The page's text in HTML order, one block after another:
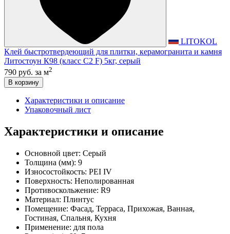
LITOKOL
Клей быстротвердеющий для плитки, керамогранита и камня
Литостоун К98 (класс С2 F) 5кг, серый
790 руб. за м2
В корзину
Характеристики и описание
Упаковочный лист
Характеристики и описание
Основной цвет: Серый
Толщина (мм): 9
Износостойкость: PEI IV
Поверхность: Неполированная
Противоскольжение: R9
Материал: Плинтус
Помещение: Фасад, Терраса, Прихожая, Ванная,
Гостиная, Спальня, Кухня
Применение: для пола